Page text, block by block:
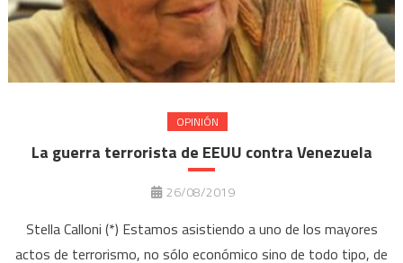
OPINIÓN
La guerra terrorista de EEUU contra Venezuela
26/08/2019
Stella Calloni (*) Estamos asistiendo a uno de los mayores
actos de terrorismo, no sólo económico sino de todo tipo, de